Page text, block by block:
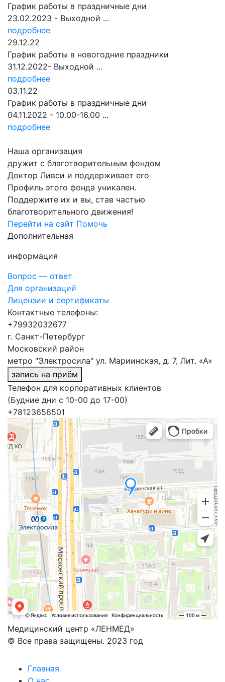
График работы в праздничные дни
23.02.2023 - Выходной ...
подробнее
29.12.22
График работы в новогодние праздники
31.12.2022- Выходной ...
подробнее
03.11.22
График работы в праздничные дни
04.11.2022 - 10.00-16.00 ...
подробнее
Наша организация
дружит с благотворительным фондом
Доктор Ливси и поддерживает его
Профиль этого фонда уникален.
Поддержите их и вы, став частью
благотворительного движения!
Перейти на сайт Помочь
Дополнительная
информация
Вопрос — ответ
Для организаций
Лицензии и сертификаты
Контактные телефоны:
+79932032677
г. Санкт-Петербург
Московский район
метро "Электросила" ул. Мариинская, д. 7, Лит. «А»
запись на приём
Телефон для корпоративных клиентов
(Будние дни с 10-00 до 17-00)
+78123656501
Медицинский центр «ЛЕНМЕД»
© Все права защищены. 2023 год
Главная